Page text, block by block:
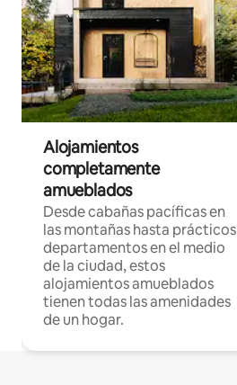
Alojamientos
completamente
amueblados
Desde cabañas pacíficas en
las montañas hasta prácticos
departamentos en el medio
de la ciudad, estos
alojamientos amueblados
tienen todas las amenidades
de un hogar.